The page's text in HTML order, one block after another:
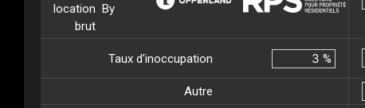
location
brut
By
Taux d'inoccupation %
Autre